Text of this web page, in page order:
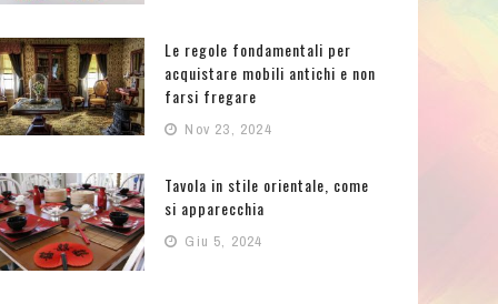
Le regole fondamentali per
acquistare mobili antichi e non
farsi fregare
Nov 23, 2024
Tavola in stile orientale, come
si apparecchia
Giu 5, 2024